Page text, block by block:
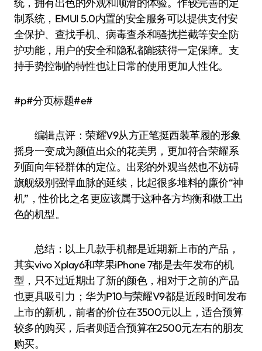
制系统，EMUI 5.0内置的安全服务可以提供支付安
全保护、查找手机、病毒查杀和骚扰拦截等安全防
护功能，用户的安全和隐私都能获得一定保障。支
持手势控制的特性也让日常的使用更加人性化。
#p#分页标题#e#
编辑点评：荣耀V9从方正笔挺西装革履的形象
摇身一变成为颜值出众的花美男，更加符合荣耀系
列面向年轻群体的定位。出彩的外观当然也不妨碍
旗舰级别强悍血脉的延续，比起很多堆料的廉价“神
机”，性价比之名更应该属于这种各方均衡和做工出
色的机型。
总结：以上几款手机都是近期新上市的产品，
其实vivo Xplay6和苹果iPhone 7都是去年发布的机
型，只不过近期出了新的颜色，相对于之前的产品
也更具吸引力；华为P10与荣耀V9都是近段时间发布
上市的新机，前者的价位在3500元以上，适合预算
较多的购买，后者则适合预算在2500元左右的朋友
购买。